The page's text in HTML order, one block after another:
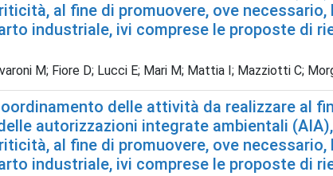
al fine di promuovere, ove
industriale, ivi comprese le proposte di
M; Fiore D; Lucci E; Mari M; Mattia I; Mazziotti C;
delle attività da realizzare al
autorizzazioni integrate ambientali
al fine di promuovere, ove
industriale, ivi comprese le proposte di